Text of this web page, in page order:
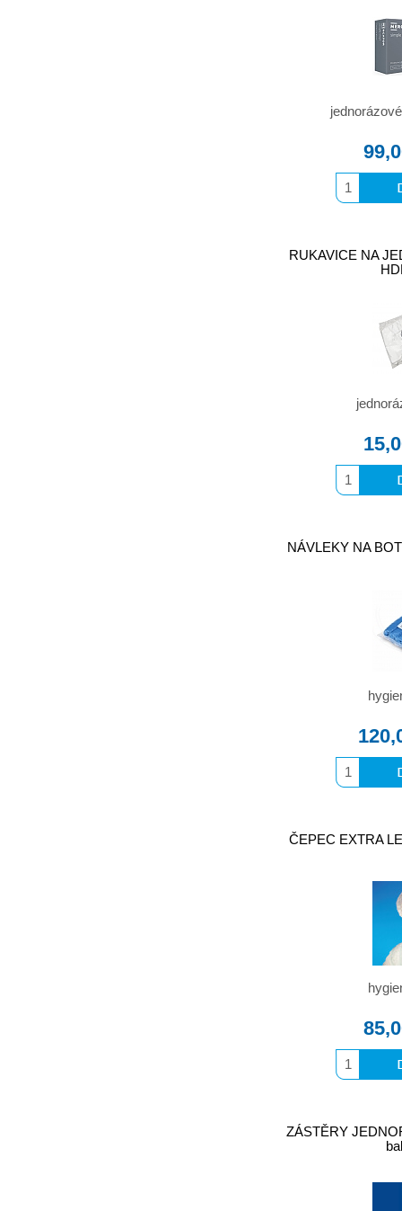
RUKAVICE NA
NÁVLEKY NA
ČEPEC EXTRA
ZÁSTĚRY